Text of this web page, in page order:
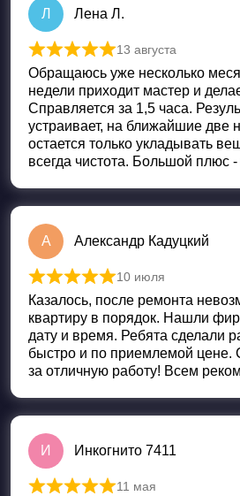
Л Лена Л.
Оценка из 5
13 августа
Обращаюсь уже несколько
недели приходит мастер и
Справляется за 1,5 часа.
устраивает, на ближайшие две
остается только укладывать
всегда чистота. Большой плюс
А Александр Кадуцкий
Оценка
10 июля
Казалось, после ремонта
квартиру в порядок. Нашли
дату и время. Ребята сделали
быстро и по приемлемой цене.
за отличную работу! Всем
И Инкогнито 7411
11 мая